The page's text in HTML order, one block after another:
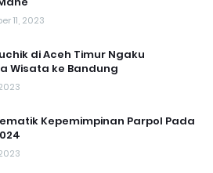
11, 2023
di Aceh Timur Ngaku
Wisata ke Bandung
Kepemimpinan Parpol Pada